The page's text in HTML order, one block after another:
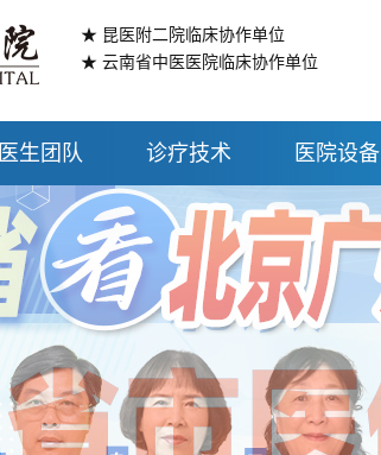
★ 昆医附二院临床协作单位
★ 云南省中医医院临床协作单位
医生团队 诊疗技术 医院设备